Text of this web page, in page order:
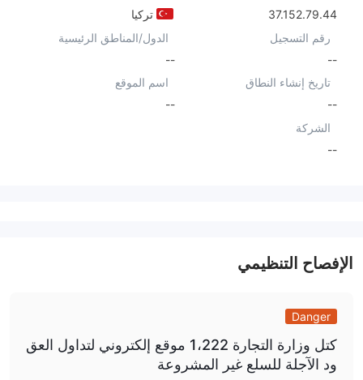
37.152.79.44
تركيا
رقم التسجيل
--
الدول/المناطق الرئيسية
--
تاريخ إنشاء النطاق
--
اسم الموقع
--
الشركة
--
الإفصاح التنظيمي
Danger
كتل وزارة التجارة 1،222 موقع إلكتروني لتداول العق
ود الآجلة للسلع غير المشروعة